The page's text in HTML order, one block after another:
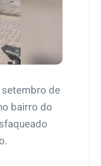
setembro de
bairro do